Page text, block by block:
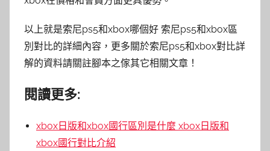
以上就是索尼ps5和xbox哪個好 索尼ps5和xbox區
別對比的詳細內容，更多關於索尼ps5和xbox對比詳
解的資料請關註腳本之傢其它相關文章！
閱讀更多:
xbox日版和xbox國行區別是什麼 xbox日版和
xbox國行對比介紹